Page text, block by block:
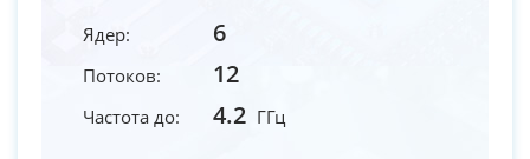
Ядер: 6
Потоков: 12
Частота до: 4.2 ГГц